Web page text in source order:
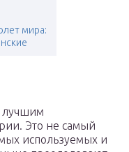
мира:
лучшим
Это не самый
используемых и